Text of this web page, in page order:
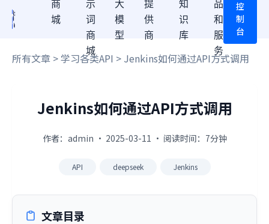
商
城
示
词
商
城
大
模
型
提
供
商
知
识
库
品
和
服
务
控
制
台
所有文章 >学习各类API > Jenkins如何通过API方式调用
Jenkins如何通过API方式调用
作者：admin · 2025-03-11 · 阅读时间：7分钟
API deepseek Jenkins
文章目录